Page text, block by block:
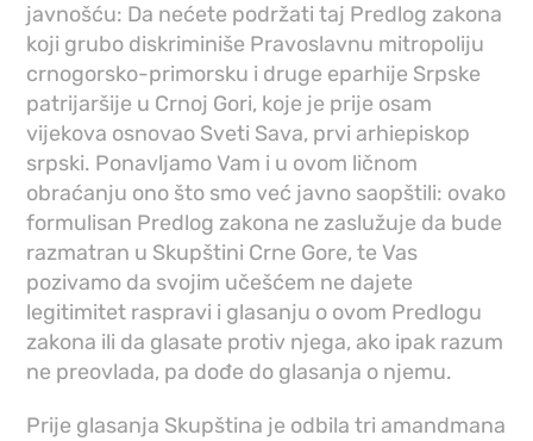
javnošću: Da nećete podržati taj Predlog zakona
koji grubo diskriminiše Pravoslavnu mitropoliju
crnogorsko-primorsku i druge eparhije Srpske
patrijaršije u Crnoj Gori, koje je prije osam
vijekova osnovao Sveti Sava, prvi arhiepiskop
srpski. Ponavljamo Vam i u ovom ličnom
obraćanju ono što smo već javno saopštili: ovako
formulisan Predlog zakona ne zaslužuje da bude
razmatran u Skupštini Crne Gore, te Vas
pozivamo da svojim učešćem ne dajete
legitimitet raspravi i glasanju o ovom Predlogu
zakona ili da glasate protiv njega, ako ipak razum
ne preovlada, pa dođe do glasanja o njemu.
Prije glasanja Skupština je odbila tri amandmana